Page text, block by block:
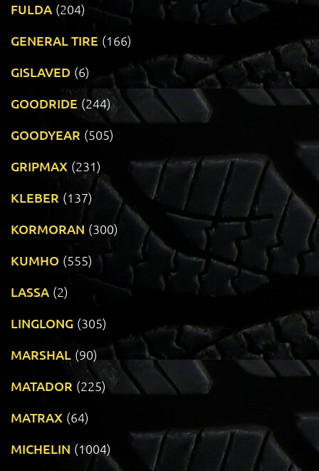
FULDA (204)
GENERAL TIRE (166)
GISLAVED (6)
GOODRIDE (244)
GOODYEAR (505)
GRIPMAX (231)
KLEBER (137)
KORMORAN (300)
KUMHO (555)
LASSA (2)
LINGLONG (305)
MARSHAL (90)
MATADOR (225)
MATRAX (64)
MICHELIN (1004)